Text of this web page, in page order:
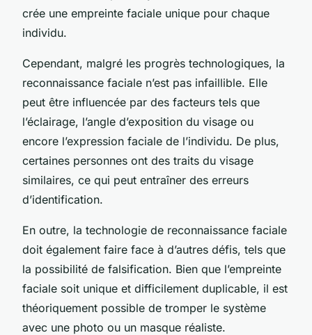
crée une empreinte faciale unique pour chaque
individu.
Cependant, malgré les progrès technologiques, la
reconnaissance faciale n’est pas infaillible. Elle
peut être influencée par des facteurs tels que
l’éclairage, l’angle d’exposition du visage ou
encore l’expression faciale de l’individu. De plus,
certaines personnes ont des traits du visage
similaires, ce qui peut entraîner des erreurs
d’identification.
En outre, la technologie de reconnaissance faciale
doit également faire face à d’autres défis, tels que
la possibilité de falsification. Bien que l’empreinte
faciale soit unique et difficilement duplicable, il est
théoriquement possible de tromper le système
avec une photo ou un masque réaliste.